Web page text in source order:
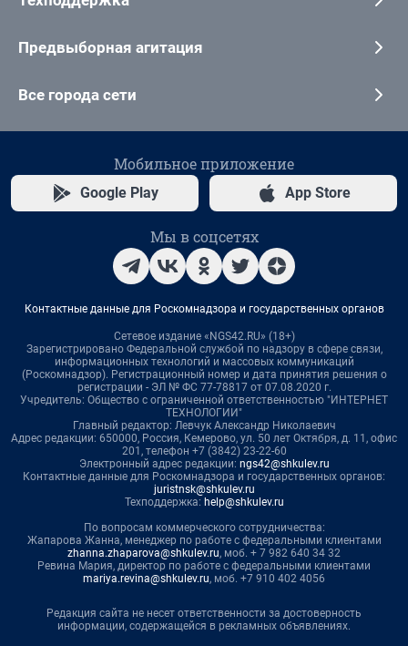
Предвыборная агитация
Все города сети
Мобильное приложение
Google Play App Store
Мы в соцсетях
Контактные данные для Роскомнадзора и государственных органов
Сетевое издание «NGS42.RU» (18+)
Зарегистрировано Федеральной службой по надзору в сфере связи,
информационных технологий и массовых коммуникаций
(Роскомнадзор). Регистрационный номер и дата принятия решения о
регистрации - ЭЛ № ФС 77-78817 от 07.08.2020 г.
Учредитель: Общество с ограниченной ответственностью "ИНТЕРНЕТ
ТЕХНОЛОГИИ"
Главный редактор: Левчук Александр Николаевич
Адрес редакции: 650000, Россия, Кемерово, ул. 50 лет Октября, д. 11, офис
201, телефон +7 (3842) 23-22-60
Электронный адрес редакции: ngs42@shkulev.ru
Контактные данные для Роскомнадзора и государственных органов:
juristnsk@shkulev.ru
Техподдержка: help@shkulev.ru
По вопросам коммерческого сотрудничества:
Жапарова Жанна, менеджер по работе с федеральными клиентами
zhanna.zhaparova@shkulev.ru, моб. + 7 982 640 34 32
Ревина Мария, директор по работе с федеральными клиентами
mariya.revina@shkulev.ru, моб. +7 910 402 4056
Редакция сайта не несет ответственности за достоверность
информации, содержащейся в рекламных объявлениях.